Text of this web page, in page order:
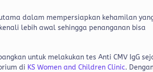
dalam mempersiapkan kehamilan
lebih awal sehingga penanganan bisa
untuk melakukan tes Anti CMV IgG
di KS Women and Children Clinic.